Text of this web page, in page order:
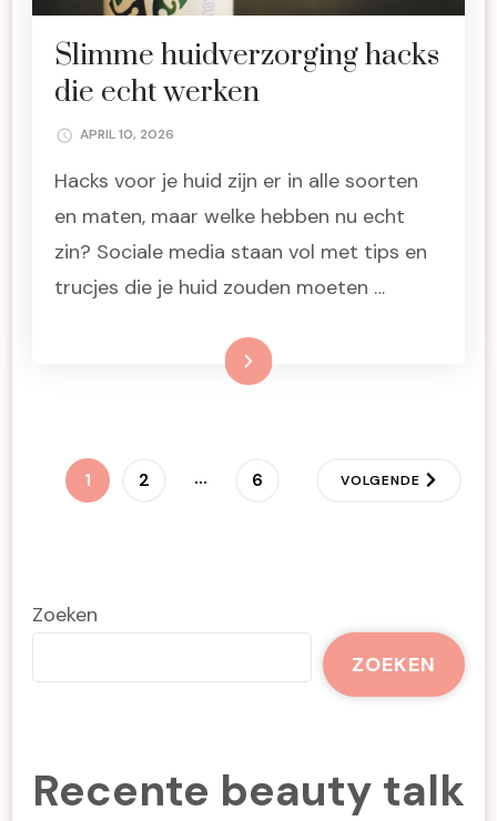
Slimme huidverzorging hacks
die echt werken
APRIL 10, 2026
Hacks voor je huid zijn er in alle soorten
en maten, maar welke hebben nu echt
zin? Sociale media staan vol met tips en
trucjes die je huid zouden moeten …
Lees meer
Berichten
PAGINA
1 PAGINA
2 … PAGINA
6 VOLGENDE
Zoeken
ZOEKEN
Recente beauty talk